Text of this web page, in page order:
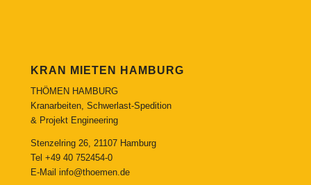
KRAN MIETEN HAMBURG
THÖMEN HAMBURG
Kranarbeiten, Schwerlast-Spedition
& Projekt Engineering
Stenzelring 26, 21107 Hamburg
Tel +49 40 752454-0
E-Mail info@thoemen.de